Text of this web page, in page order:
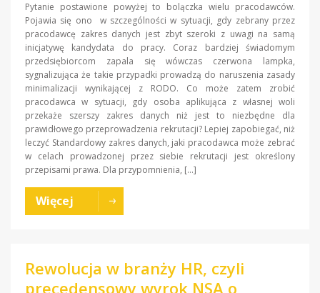
Pytanie postawione powyżej to bolączka wielu pracodawców.
Pojawia się ono w szczególności w sytuacji, gdy zebrany przez
pracodawcę zakres danych jest zbyt szeroki z uwagi na samą
inicjatywę kandydata do pracy. Coraz bardziej świadomym
przedsiębiorcom zapala się wówczas czerwona lampka,
sygnalizująca że takie przypadki prowadzą do naruszenia zasady
minimalizacji wynikającej z RODO. Co może zatem zrobić
pracodawca w sytuacji, gdy osoba aplikująca z własnej woli
przekaże szerszy zakres danych niż jest to niezbędne dla
prawidłowego przeprowadzenia rekrutacji? Lepiej zapobiegać, niż
leczyć Standardowy zakres danych, jaki pracodawca może zebrać
w celach prowadzonej przez siebie rekrutacji jest określony
przepisami prawa. Dla przypomnienia, […]
Więcej
Rewolucja w branży HR, czyli
precedensowy wyrok NSA o